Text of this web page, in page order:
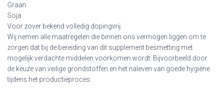
Graan
Soja
Voor zover bekend volledig dopingvrij.
Wij nemen alle maatregelen die binnen ons vermogen liggen om te
zorgen dat bij de bereiding van dit supplement besmetting met
mogelijk verdachte middelen voorkomen wordt. Bijvoorbeeld door
de keuze van veilige grondstoffen en het naleven van goede hygiëne
tijdens het productieproces.